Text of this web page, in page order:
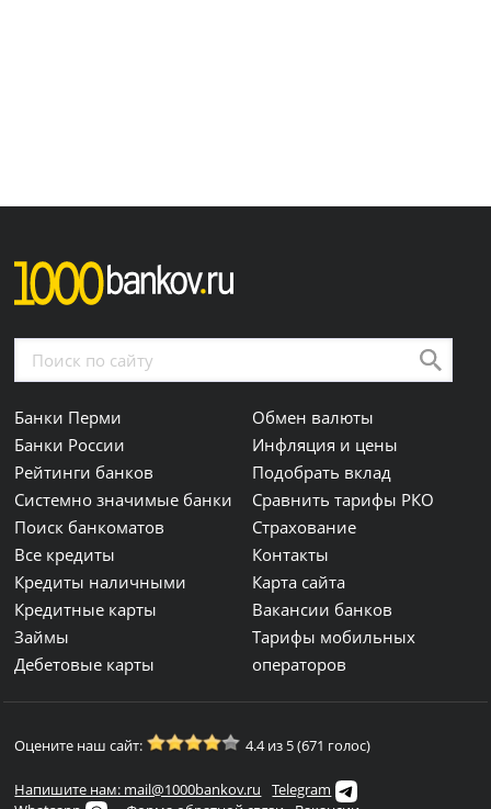
Банки Перми
Банки России
Рейтинги банков
Системно значимые банки
Поиск банкоматов
Все кредиты
Кредиты наличными
Кредитные карты
Займы
Дебетовые карты
Обмен валюты
Инфляция и цены
Подобрать вклад
Сравнить тарифы РКО
Страхование
Контакты
Карта сайта
Вакансии банков
Тарифы мобильных
операторов
Оцените наш сайт: 4.4 из 5 (671 голос)
Напишите нам: mail@1000bankov.ru
Telegram